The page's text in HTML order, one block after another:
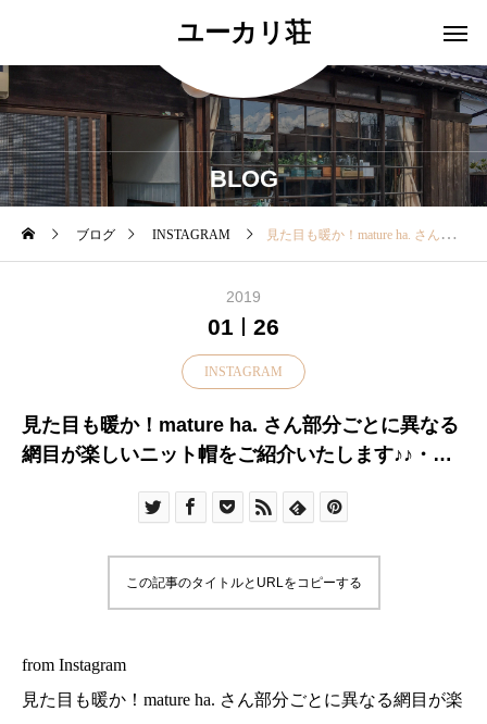
ユーカリ荘
BLOG
ブログ INSTAGRAM 見た目も暖か！mature ha. さん部分ごとに異なる網目が楽しいニット帽をご紹介いたします♪♪・厚みもありしっかりとした生地感です・少し斜めになっていてかぶった時のかたちがとても綺麗です・・寒い日のオシャレ帽子に。。。ぜひ店頭でお試しくださいね♡・▼本日も18時まで営業中▼・#ユーカリ荘#yukarisou#デコレ#decolle#姉妹店#島根#松江#古民家#セレクトショップ#雑貨#雑貨屋#matureha.#帽子#マチュアーハ#ニット帽#人気#冬#コーデ#小物#島根旅#島根旅行#旅行#旅
2019
01 26
INSTAGRAM
見た目も暖か！mature ha. さん部分ごとに異なる
網目が楽しいニット帽をご紹介いたします♪♪・厚
なっていてかぶった時のかたちがとても綺麗で
お試しくださいね♡・▼本日も18時まで営業中
雑貨屋#matureha.#帽子#マチュアーハ#ニット帽#
人気#冬#コーデ#小物#島根旅#島根旅行#旅行#旅
この記事のタイトルとURLをコピーする
from Instagram
見た目も暖か！mature ha. さん部分ごとに異なる網目が楽